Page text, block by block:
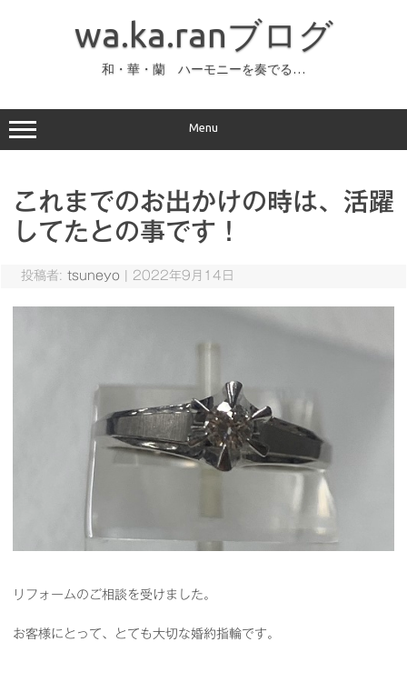
ッ
プ
wa.ka.ranブログ
和・華・蘭 ハーモニーを奏でる…
Menu
これまでのお出かけの時は、活躍
してたとの事です！
投稿者: tsuneyo 2022年9月14日
リフォームのご相談を受けました。
お客様にとって、とても大切な婚約指輪です。